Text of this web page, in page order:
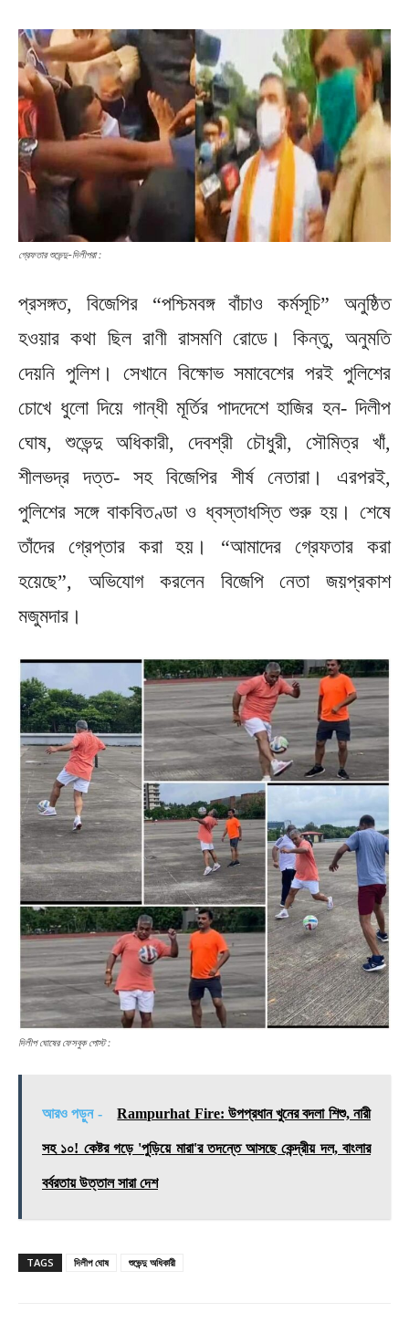
গ্রেফতার শুভেন্দু-দিলীপরা :
প্রসঙ্গত, বিজেপির “পশ্চিমবঙ্গ বাঁচাও কর্মসূচি” অনুষ্ঠিত
হওয়ার কথা ছিল রাণী রাসমণি রোডে। কিন্তু, অনুমতি
দেয়নি পুলিশ। সেখানে বিক্ষোভ সমাবেশের পরই পুলিশের
চোখে ধুলো দিয়ে গান্ধী মূর্তির পাদদেশে হাজির হন- দিলীপ
ঘোষ, শুভেন্দু অধিকারী, দেবশ্রী চৌধুরী, সৌমিত্র খাঁ,
শীলভদ্র দত্ত- সহ বিজেপির শীর্ষ নেতারা। এরপরই,
পুলিশের সঙ্গে বাকবিতণ্ডা ও ধ্বস্তাধস্তি শুরু হয়। শেষে
তাঁদের গ্রেপ্তার করা হয়। “আমাদের গ্রেফতার করা
হয়েছে”, অভিযোগ করলেন বিজেপি নেতা জয়প্রকাশ
মজুমদার।
দিলীপ ঘোষের ফেসবুক পোস্ট :
আরও পড়ুন - Rampurhat Fire: উপপ্রধান খুনের বদলা শিশু, নারী
সহ ১০! কেষ্টর গড়ে 'পুড়িয়ে মারা'র তদন্তে আসছে কেন্দ্রীয় দল, বাংলার
বর্বরতায় উত্তাল সারা দেশ
TAGS দিলীপ ঘোষ শুভেন্দু অধিকারী